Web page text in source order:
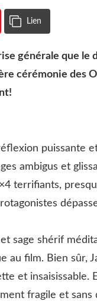
Lien
générale que
cérémonie des
puissante
ambigus et
terrifiants,
sage shérif
au film. Bien sûr,
et insaisissable.
fragile et